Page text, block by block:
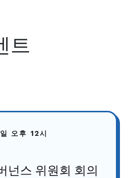
트
오후 12시
넌스 위원회 회의